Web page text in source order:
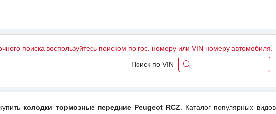
поиска воспользуйтесь поиском по гос. номеру или VIN номеру автомобиля.
Поиск по VIN
колодки тормозные передние Peugeot RCZ . Каталог популярных видов